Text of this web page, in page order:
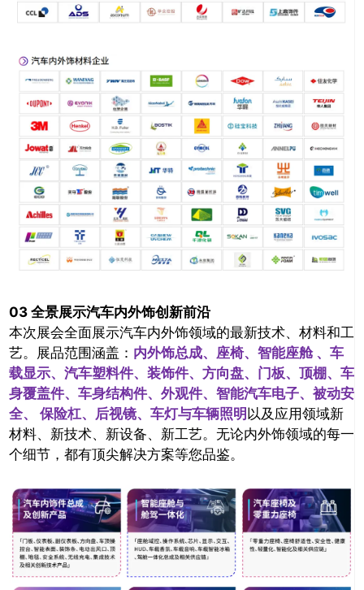
03 全景展示汽车内外饰创新前沿
本次展会全面展示汽车内外饰领域的最新技术、材料和工
艺。展品范围涵盖： 内外饰总成、座椅、智能座舱 、车
载显示、汽车塑料件、装饰件、方向盘、门板、顶棚、车
身覆盖件、车身结构件、外观件、智能汽车电子、被动安
全、 保险杠、后视镜、车灯与车辆照明以及应用领域新
材料、新技术、新设备、新工艺。无论内外饰领域的每一
个细节，都有顶尖解决方案等您品鉴。